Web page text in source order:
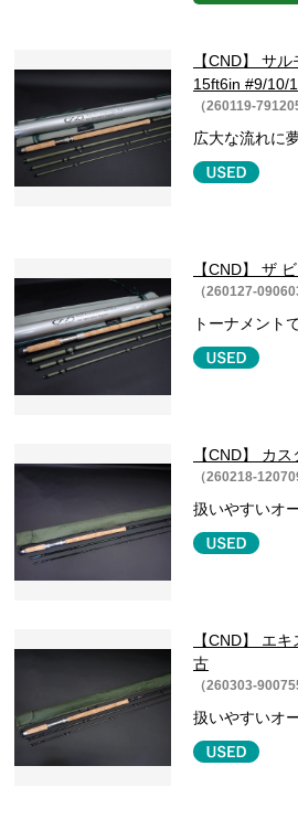
【CND】 サ
15ft6in #9/10/
（260119-
広大な流れに
【CND】 ザ
（260127-
トーナメント
【CND】 カ
（260218-
扱いやすいオ
【CND】 エ
古
（260303-
扱いやすいオ